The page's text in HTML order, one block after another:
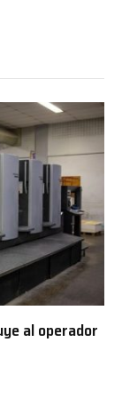
al operador